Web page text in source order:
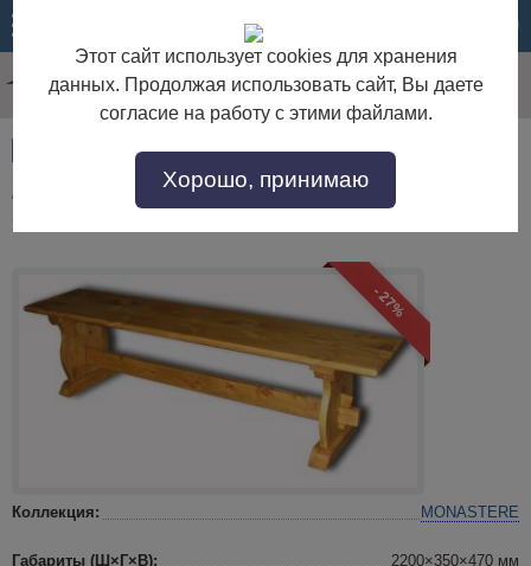
14747
Лавка монастырская 220 BANC MONASTERE
- 27%
Коллекция: MONASTERE
Габариты (Ш×Г×В): 2200×350×470 мм
Этот сайт использует cookies для хранения
данных. Продолжая использовать сайт, Вы даете
согласие на работу с этими файлами.
Хорошо, принимаю